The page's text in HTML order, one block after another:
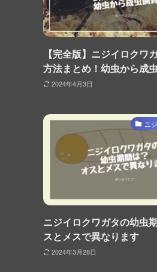
【完全版】ニジイロクワ
方法まとめ！幼虫から成
2024年4月3日
ニ
ニジイロクワガタの幼虫
スとメスで異なります
2024年3月28日